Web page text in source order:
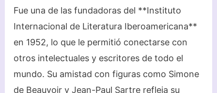
Fue una de las fundadoras del **Instituto
Internacional de Literatura Iberoamericana**
en 1952, lo que le permitió conectarse con
otros intelectuales y escritores de todo el
mundo. Su amistad con figuras como Simone
de Beauvoir y Jean-Paul Sartre refleja su